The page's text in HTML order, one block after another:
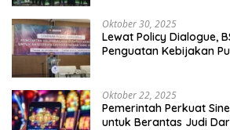
Oktober 30, 2025
Lewat Policy Dialogue,
Penguatan Kebijakan
Oktober 22, 2025
Pemerintah Perkuat
untuk Berantas Judi